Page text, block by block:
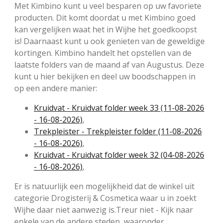
Met Kimbino kunt u veel besparen op uw favoriete
producten. Dit komt doordat u met Kimbino goed
kan vergelijken waat het in Wijhe het goedkoopst
is! Daarnaast kunt u ook genieten van de geweldige
kortingen. Kimbino handelt het opstellen van de
laatste folders van de maand af van Augustus. Deze
kunt u hier bekijken en deel uw boodschappen in
op een andere manier:
Kruidvat - Kruidvat folder week 33 (11-08-2026
- 16-08-2026),
Trekpleister - Trekpleister folder (11-08-2026
- 16-08-2026),
Kruidvat - Kruidvat folder week 32 (04-08-2026
- 16-08-2026),
Er is natuurlijk een mogelijkheid dat de winkel uit
categorie Drogisterij & Cosmetica waar u in zoekt
Wijhe daar niet aanwezig is.Treur niet - Kijk naar